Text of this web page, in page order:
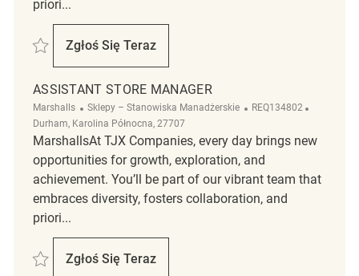
priori...
Zapisać Assistant Store Manager REQ140487
Zgłoś Się Teraz
Assistant Store Manager
ASSISTANT STORE MANAGER
Marshalls Kategoria
Sklepy – Stanowiska Manadżerskie ReqId
REQ134802
Durham, Karolina Północna, 27707
MarshallsAt TJX Companies, every day brings new
opportunities for growth, exploration, and
achievement. You’ll be part of our vibrant team that
embraces diversity, fosters collaboration, and
priori...
Zapisać Assistant Store Manager REQ134802
Zgłoś Się Teraz
Assistant Store Manager